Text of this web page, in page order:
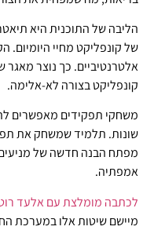
הליבה של התוכנית היא
של קונפליקט מחיי היומיום.
אלטרנטיביים. כך נוצר
קונפליקט בצורה לא-אלימה.
משחקי תפקידים מאפשרים
שונות. תלמיד שמשחק את
מפתח הבנה חדשה של מניעים
אמפתיה.
לכתבה מומלצת עם אלעד
מיישם שיטות אלו במערכת